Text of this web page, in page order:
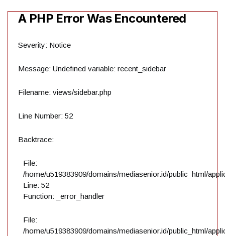
A PHP Error Was Encountered
Severity: Notice
Message: Undefined variable: recent_sidebar
Filename: views/sidebar.php
Line Number: 52
Backtrace:
File:
/home/u519383909/domains/mediasenior.id/public_html/
Line: 52
Function: _error_handler
File:
/home/u519383909/domains/mediasenior.id/public_html/